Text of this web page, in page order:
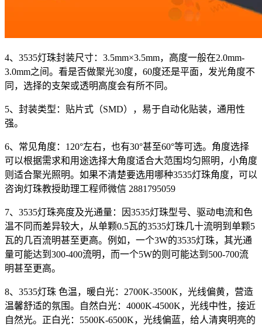
4、3535灯珠封装尺寸：3.5mm×3.5mm，高度一般在2.0mm-
3.0mm之间。看是否做聚光30度，60度还是平面，发光角度不
同，选择的支架或透明高度会有所不同。
5、封装类型：贴片式（SMD），易于自动化贴装，通用性
强。
6、常见角度：120°左右，也有30°甚至60°等可选。角度选择
可以根据需求和用途选择大角度适合大范围均匀照明，小角度
则适合聚光照明。如果不清楚要选用哪种3535灯珠角度，可以
咨询灯珠教授助理工程师微信 2881795059
7、3535灯珠亮度及光通量：因3535灯珠型号、驱动电流和色
温不同而差异较大，从单颗0.5瓦的3535灯珠几十流明到单颗5
瓦的几百流明甚至更高。例如，一个3W的3535灯珠，其光通
量可能达到300-400流明，而一个5W的则可能达到500-700流
明甚至更高。
8、3535灯珠 色温，暖白光：2700K-3500K，光线偏黄，营造
温馨舒适的氛围。自然白光：4000K-4500K，光线中性，接近
自然光。正白光：5500K-6500K，光线偏蓝，给人清爽明亮的